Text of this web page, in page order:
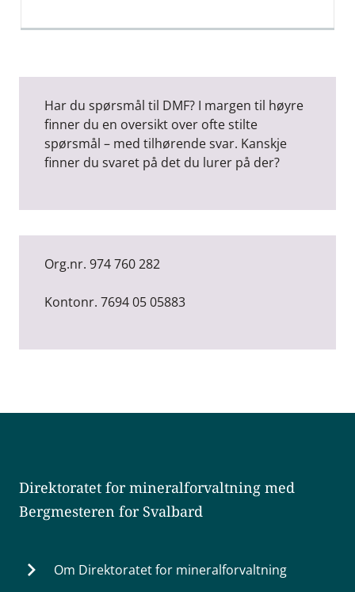
Har du spørsmål til DMF? I margen til høyre
finner du en oversikt over ofte stilte
spørsmål – med tilhørende svar. Kanskje
finner du svaret på det du lurer på der?
Org.nr. 974 760 282
Kontonr. 7694 05 05883
Direktoratet for mineralforvaltning med
Bergmesteren for Svalbard
Om Direktoratet for mineralforvaltning